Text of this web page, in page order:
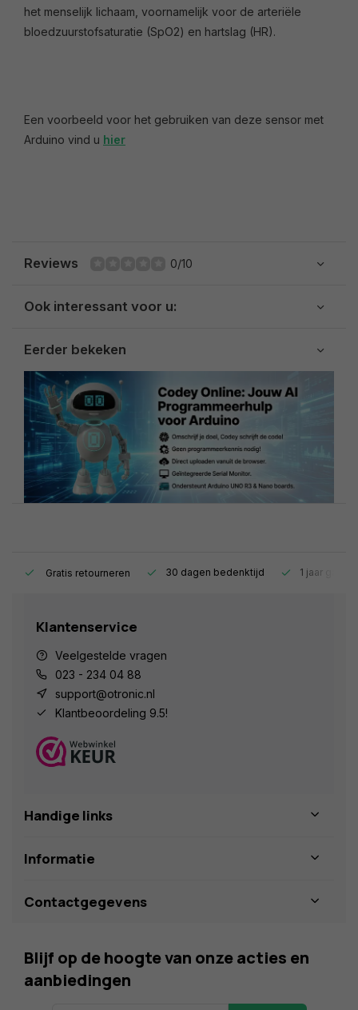
het menselijk lichaam, voornamelijk voor de arteriële
bloedzuurstofsaturatie (SpO2) en hartslag (HR).
Een voorbeeld voor het gebruiken van deze sensor met
Arduino vind u hier
Reviews 0/10
Ook interessant voor u:
Eerder bekeken
Gratis retourneren 30 dagen bedenktijd 1 jaar
Klantenservice
Veelgestelde vragen
023 - 234 04 88
support@otronic.nl
Klantbeoordeling 9.5!
Handige links
Informatie
Contactgegevens
Blijf op de hoogte van onze acties en
aanbiedingen